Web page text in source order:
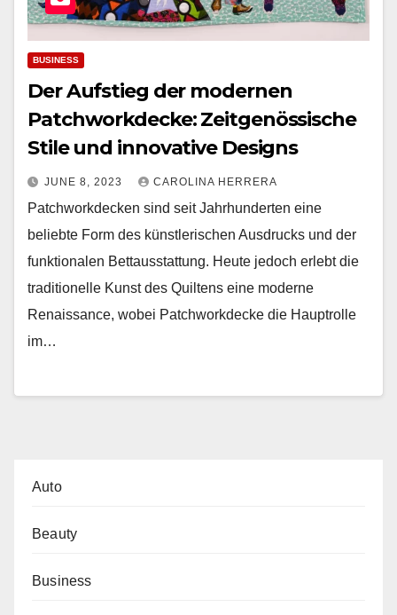
BUSINESS
Der Aufstieg der modernen
Patchworkdecke: Zeitgenössische
Stile und innovative Designs
JUNE 8, 2023 CAROLINA HERRERA
Patchworkdecken sind seit Jahrhunderten eine
beliebte Form des künstlerischen Ausdrucks und der
funktionalen Bettausstattung. Heute jedoch erlebt die
traditionelle Kunst des Quiltens eine moderne
Renaissance, wobei Patchworkdecke die Hauptrolle
im…
Auto
Beauty
Business